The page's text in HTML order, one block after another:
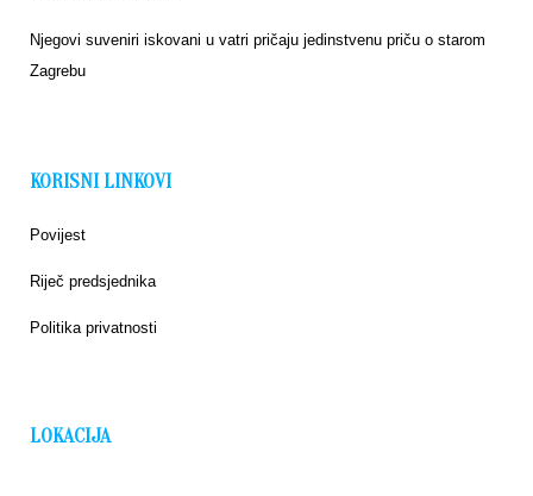
Njegovi suveniri iskovani u vatri pričaju jedinstvenu priču o starom
Zagrebu
KORISNI LINKOVI
Povijest
Riječ predsjednika
Politika privatnosti
LOKACIJA